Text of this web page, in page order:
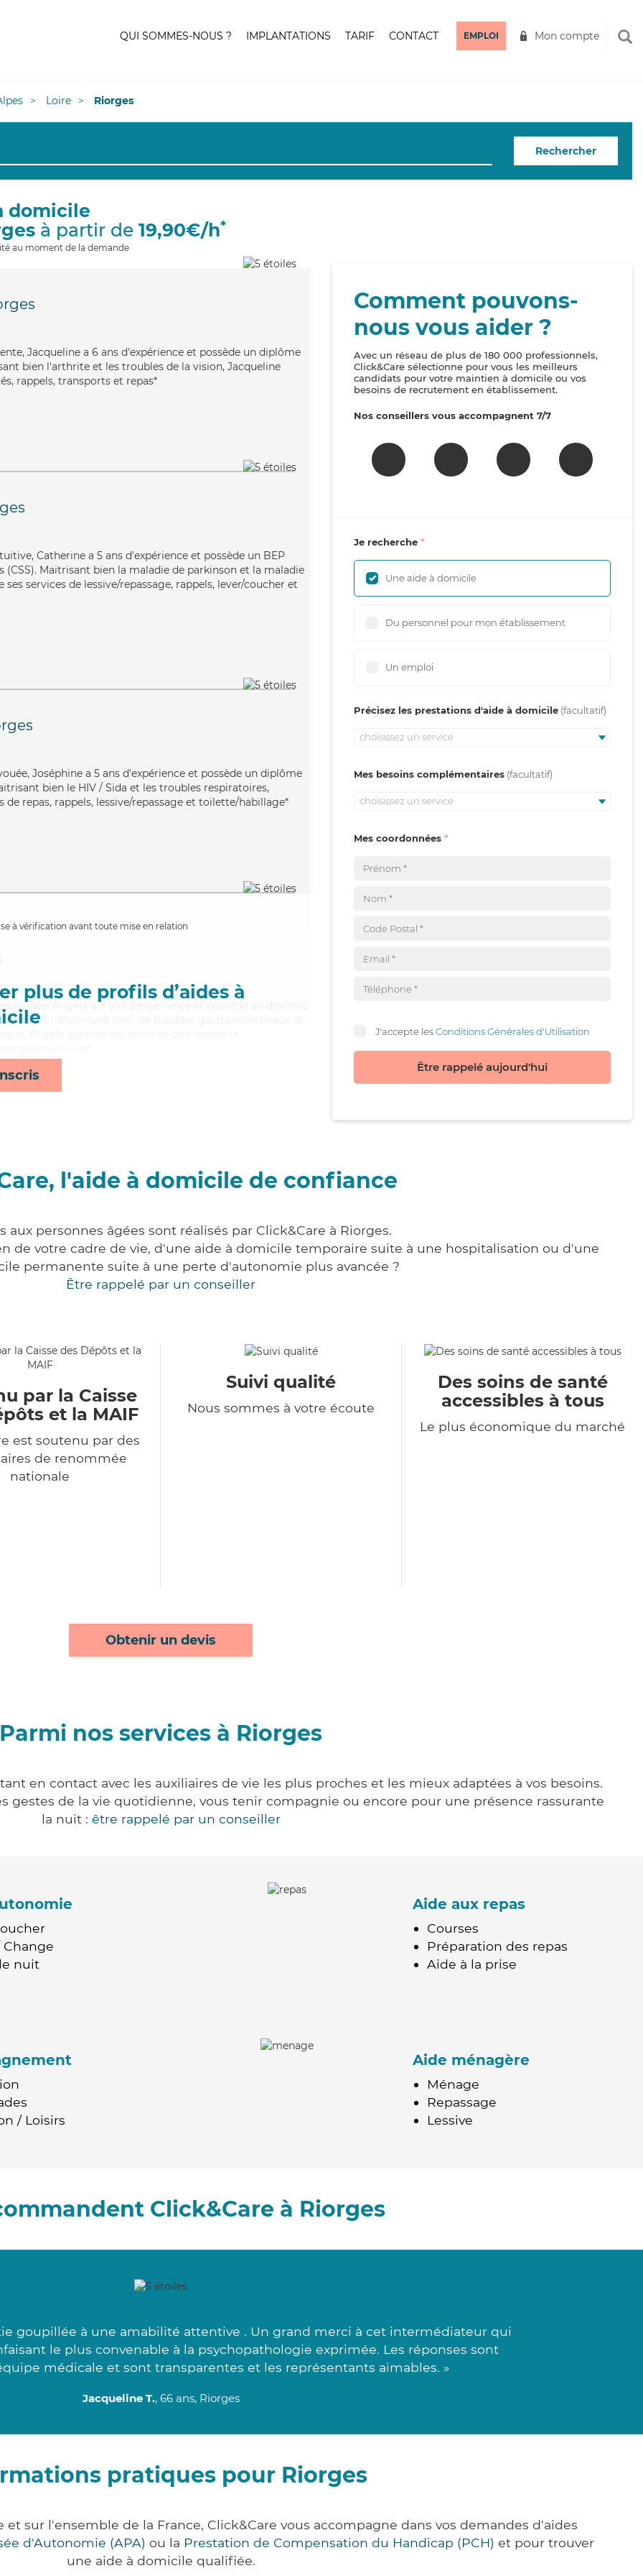
QUI SOMMES-NOUS ? IMPLANTATIONS TARIF CONTACT EMPLOI Mon compte
Loire Riorges
Rechercher
domicile
à partir de 19,90€/h*
au moment de la demande
Jacqueline a 6 ans d'expérience et possède un diplôme
bien l'arthrite et les troubles de la vision, Jacqueline
rappels, transports et repas*
Catherine a 5 ans d'expérience et possède un BEP
(CSS). Maitrisant bien la maladie de parkinson et la maladie
services de lessive/repassage, rappels, lever/coucher et
Joséphine a 5 ans d'expérience et possède un diplôme
bien le HIV / Sida et les troubles respiratoires,
de repas, rappels, lessive/repassage et toilette/habillage*
à vérification avant toute mise en relation
plus de profils d’aides à
Angela a 9 ans d'expérience et possède un diplôme
(DEAVS). Maitrisant bien les troubles gastro-intestinaux et
Comment pouvons-
nous vous aider ?
Avec un réseau de plus de 180 000 professionnels,
Click&Care sélectionne pour vous les meilleurs
candidats pour votre maintien à domicile ou vos
besoins de recrutement en établissement.
Nos conseillers vous accompagnent 7/7
Je recherche
Une aide à domicile
Du personnel pour mon établissement
Un emploi
Précisez les prestations d'aide à domicile
choisissez un service
Mes besoins complémentaires
choisissez un service
Mes coordonnées
J'accepte lesConditions Générales d'Utilisation
Être rappelé aujourd'hui
l'aide à domicile de confiance
aux personnes âgées sont réalisés par Click&Care à Riorges.
de votre cadre de vie, d'une aide à domicile temporaire suite à une hospitalisation ou d'une
permanente suite à une perte d'autonomie plus avancée ?
Être rappelé par un conseiller
par la Caisse
et la MAIF
est soutenu par des
de renommée
nationale
Suivi qualité
Nous sommes à votre écoute
Des soins de santé
accessibles à tous
Le plus économique du marché
Obtenir un devis
Parmi nos services à Riorges
en contact avec les auxiliaires de vie les plus proches et les mieux adaptées à vos besoins.
gestes de la vie quotidienne, vous tenir compagnie ou encore pour une présence rassurante
la nuit : être rappelé par un conseiller
nuit
Aide aux repas
Courses
Préparation des repas
Aide à la prise
/ Loisirs
Aide ménagère
Ménage
Repassage
Lessive
Click&Care à Riorges
goupillée à une amabilité attentive . Un grand merci à cet intermédiateur qui
le plus convenable à la psychopathologie exprimée. Les réponses sont
médicale et sont transparentes et les représentants aimables. »
Jacqueline T., 66 ans, Riorges
pratiques pour Riorges
sur l'ensemble de la France, Click&Care vous accompagne dans vos demandes d'aides
d'Autonomie (APA) ou la Prestation de Compensation du Handicap (PCH) et pour trouver
une aide à domicile qualifiée.